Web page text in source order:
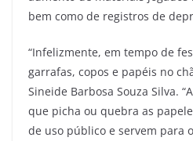
bem como de registros de
“Infelizmente, em tempo de
garrafas, copos e papéis no
Sineide Barbosa Souza Silva.
que picha ou quebra as
de uso público e servem para